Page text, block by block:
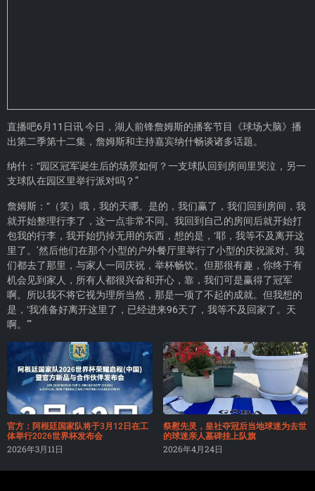
直播吧6月11日讯 今日，湖人前锋詹姆斯的播客节目《球场大脑》播
出第二季第十二集，詹姆斯和主持嘉宾纳什畅谈诸多话题。
纳什：“园区冠军诞生后的场景如何？一支球队回到房间里哭泣，另一
支球队在园区里举行派对吗？”
詹姆斯：“（笑）哦，我的天哪。是的，我们赢了，我们回到房间，我
就开始整理行李了，这一点非常不同。我回到自己的房间后就开始打
包我的行李，我开始扔掉无用的东西，想的是，‘耶，我等不及离开这
里了。’然后他们在那个小型的户外餐厅里举行了小型的庆祝派对。我
们都去了那里，与家人一同庆祝，举杯畅饮。但那很有趣，你终于有
机会见到家人，所有人都很兴奋和开心，靠，我们可是赢得了冠军
啊。所以我不将它视为理所当然，那是一项了不起的成就。但我想的
是，‘我准备好离开这里了，已经进来96天了，我等不及回家了。天
啊。’”
官方：阿根廷国家队将于3月12日在工
体举行2026世界杯发布会
2026年3月11日
祭慰先灵，皇社夺冠后当地球迷为去世
的球迷亲人墓碑挂上队旗
2026年4月24日